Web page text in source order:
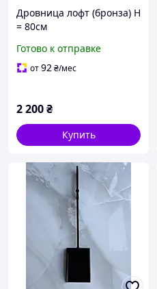
Дровница лофт (бронза) Н
= 80см
Готово к отправке
от92₴/мес
2 200₴
Купить